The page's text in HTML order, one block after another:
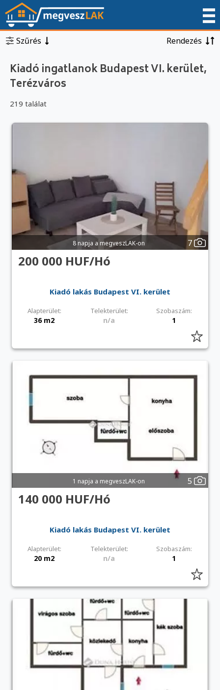
Szűrés Rendezés
Kiadó ingatlanok Budapest VI. kerület,
Terézváros
219 találat
8 napja a megveszLAK-on 7
200 000 HUF/Hó
Kiadó lakás Budapest VI. kerület
Alapterület: Telekterület: Szobaszám:
36 m2 n/a 1
1 napja a megveszLAK-on 5
140 000 HUF/Hó
Kiadó lakás Budapest VI. kerület
Alapterület: Telekterület: Szobaszám:
20 m2 n/a 1